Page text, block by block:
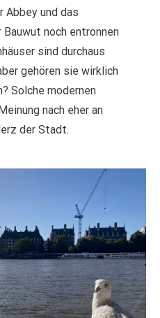
und das
noch entronnen
sind durchaus
gehören sie wirklich
Solche modernen
nach eher an
der Stadt.